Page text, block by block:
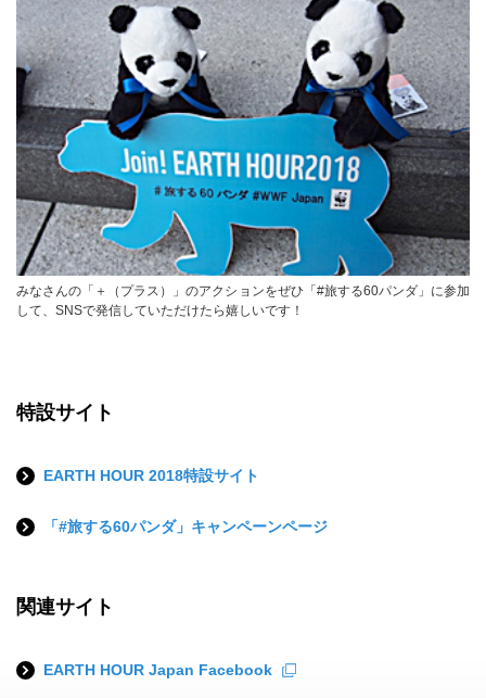
みなさんの「＋（プラス）」のアクションをぜひ「#旅する60パンダ」に参加
して、SNSで発信していただけたら嬉しいです！
特設サイト
EARTH HOUR 2018特設サイト
「#旅する60パンダ」キャンペーンページ
関連サイト
EARTH HOUR Japan Facebook